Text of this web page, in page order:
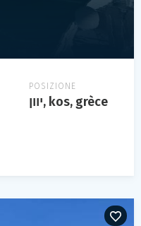
POSIZIONE
יוון, kos, grèce